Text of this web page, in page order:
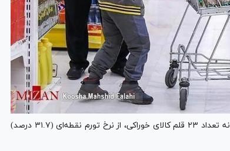
تازه‌ترین گزارش مرکز آمار نشان می‌دهد، تغییر نرخ سالانه تعداد ۲۳ قلم کالای خوراکی، از نرخ تورم نقطه‌ای (۳۱.۷ درصد)